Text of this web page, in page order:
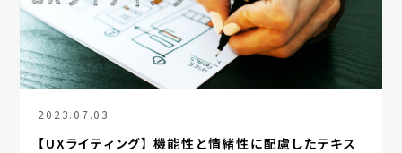
2023.07.03
【UXライティング】 機能性と情緒性に配慮したテキス